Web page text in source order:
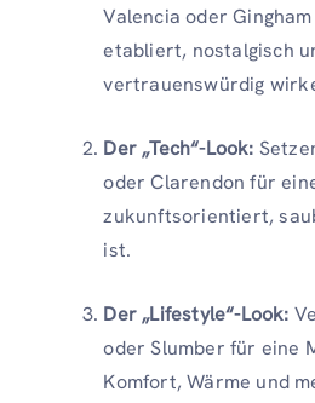
Valencia oder
etabliert, nostalgisch
vertrauenswürdig
Der „Tech“-Look:
oder Clarendon für
zukunftsorientiert,
ist.
Der „Lifestyle“-Look:
oder Slumber für eine
Komfort, Wärme und